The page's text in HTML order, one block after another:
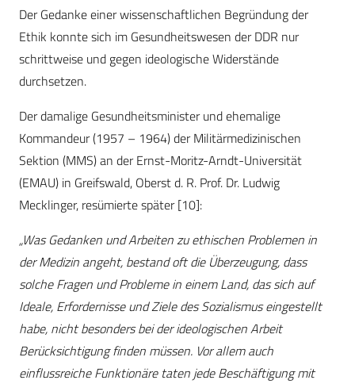
Der Gedanke einer wissenschaftlichen Begründung der
Ethik konnte sich im Gesundheitswesen der DDR nur
schrittweise und gegen ideologische Widerstände
durchsetzen.
Der damalige Gesundheitsminister und ehemalige
Kommandeur (1957 – 1964) der Militärmedizinischen
Sektion (MMS) an der Ernst-Moritz-Arndt-Universität
(EMAU) in Greifswald, Oberst d. R. Prof. Dr. Ludwig
Mecklinger, resümierte später [10]:
„Was Gedanken und Arbeiten zu ethischen Problemen in
der Medizin angeht, bestand oft die Überzeugung, dass
solche Fragen und Probleme in einem Land, das sich auf
Ideale, Erfordernisse und Ziele des Sozialismus eingestellt
habe, nicht besonders bei der ideologischen Arbeit
Berücksichtigung finden müssen. Vor allem auch
einflussreiche Funktionäre taten jede Beschäftigung mit